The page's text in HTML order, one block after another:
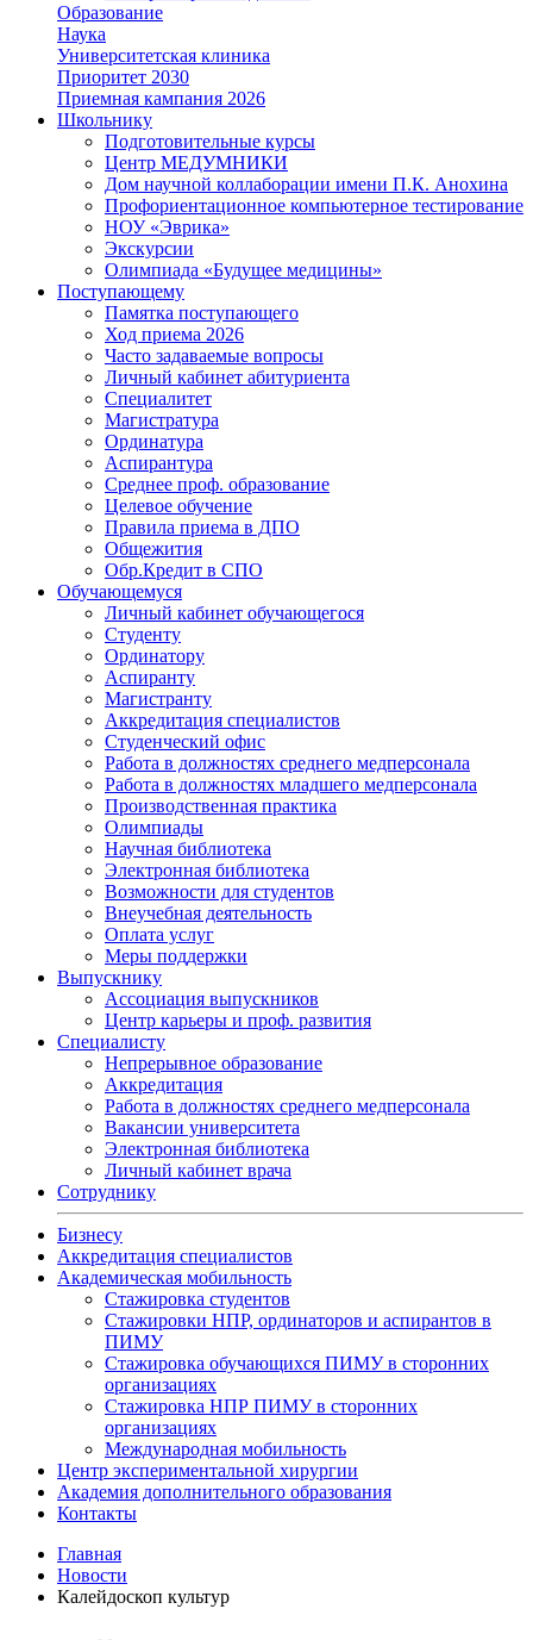
Образование
Наука
Университетская клиника
Приоритет 2030
Приемная кампания 2026
Школьнику
Подготовительные курсы
Центр МЕДУМНИКИ
Дом научной коллаборации имени П.К. Анохина
Профориентационное компьютерное тестирование
НОУ «Эврика»
Экскурсии
Олимпиада «Будущее медицины»
Поступающему
Памятка поступающего
Ход приема 2026
Часто задаваемые вопросы
Личный кабинет абитуриента
Специалитет
Магистратура
Ординатура
Аспирантура
Среднее проф. образование
Целевое обучение
Правила приема в ДПО
Общежития
Обр.Кредит в СПО
Обучающемуся
Личный кабинет обучающегося
Студенту
Ординатору
Аспиранту
Магистранту
Аккредитация специалистов
Студенческий офис
Работа в должностях среднего медперсонала
Работа в должностях младшего медперсонала
Производственная практика
Олимпиады
Научная библиотека
Электронная библиотека
Возможности для студентов
Внеучебная деятельность
Оплата услуг
Меры поддержки
Выпускнику
Ассоциация выпускников
Центр карьеры и проф. развития
Специалисту
Непрерывное образование
Аккредитация
Работа в должностях среднего медперсонала
Вакансии университета
Электронная библиотека
Личный кабинет врача
Сотруднику
Бизнесу
Аккредитация специалистов
Академическая мобильность
Стажировка студентов
Стажировки НПР, ординаторов и аспирантов в
ПИМУ
Стажировка обучающихся ПИМУ в сторонних
организациях
Стажировка НПР ПИМУ в сторонних
организациях
Международная мобильность
Центр экспериментальной хирургии
Академия дополнительного образования
Контакты
Главная
Новости
Калейдоскоп культур